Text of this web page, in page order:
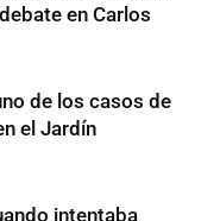
en Carlos
de los casos de
el Jardín
intentaba